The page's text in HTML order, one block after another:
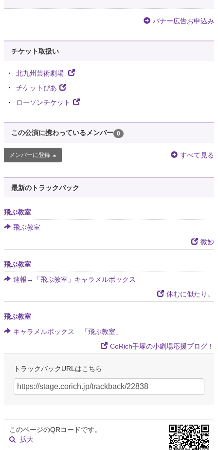
バナー広告お申込み
チケット取扱い
北九州芸術劇場
チケットぴあ
ローソンチケット
この公演に携わっているメンバー 0
メンバーに登録 すべて見る
最新のトラックバック
飛ぶ教室
飛ぶ教室
微妙
飛ぶ教室
速報→「飛ぶ教室」キャラメルボックス
休むに似たり。
飛ぶ教室
キャラメルボックス 「飛ぶ教室」
CoRich手塚の小劇場応援ブログ！
トラックバックURLはこちら
このページのQRコードです。
拡大